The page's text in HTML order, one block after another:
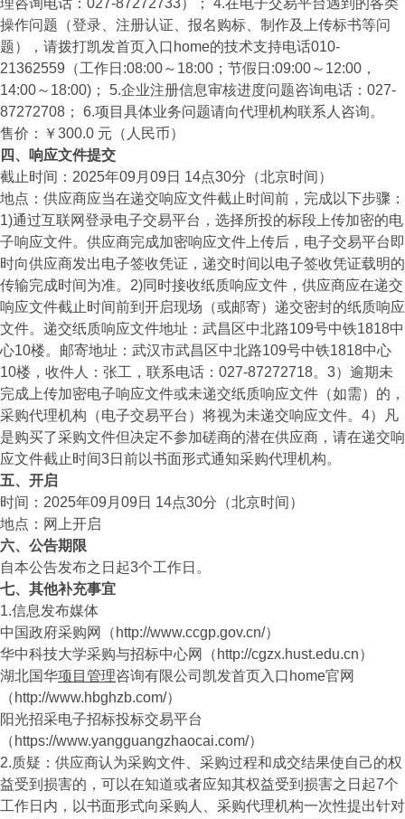
理咨询电话：027-87272733）； 4.在电子交易平台遇到的各类
操作问题（登录、注册认证、报名购标、制作及上传标书等问
题），请拨打凯发首页入口home的技术支持电话010-
21362559（工作日:08:00～18:00；节假日:09:00～12:00，
14:00～18:00)； 5.企业注册信息审核进度问题咨询电话：027-
87272708； 6.项目具体业务问题请向代理机构联系人咨询。
售价：￥300.0 元（人民币）
四、响应文件提交
截止时间：2025年09月09日 14点30分（北京时间）
地点：供应商应当在递交响应文件截止时间前，完成以下步骤：
1)通过互联网登录电子交易平台，选择所投的标段上传加密的电
子响应文件。供应商完成加密响应文件上传后，电子交易平台即
时向供应商发出电子签收凭证，递交时间以电子签收凭证载明的
传输完成时间为准。2)同时接收纸质响应文件，供应商应在递交
响应文件截止时间前到开启现场（或邮寄）递交密封的纸质响应
文件。递交纸质响应文件地址：武昌区中北路109号中铁1818中
心10楼。邮寄地址：武汉市武昌区中北路109号中铁1818中心
10楼，收件人：张工，联系电话：027-87272718。3）逾期未
完成上传加密电子响应文件或未递交纸质响应文件（如需）的，
采购代理机构（电子交易平台）将视为未递交响应文件。4）凡
是购买了采购文件但决定不参加磋商的潜在供应商，请在递交响
应文件截止时间3日前以书面形式通知采购代理机构。
五、开启
时间：2025年09月09日 14点30分（北京时间）
地点：网上开启
六、公告期限
自本公告发布之日起3个工作日。
七、其他补充事宜
1.信息发布媒体
中国政府采购网（http://www.ccgp.gov.cn/）
华中科技大学采购与招标中心网（http://cgzx.hust.edu.cn）
湖北国华项目管理咨询有限公司凯发首页入口home官网
（http://www.hbghzb.com/）
阳光招采电子招标投标交易平台
（https://www.yangguangzhaocai.com/）
2.质疑：供应商认为采购文件、采购过程和成交结果使自己的权
益受到损害的，可以在知道或者应知其权益受到损害之日起7个
工作日内，以书面形式向采购人、采购代理机构一次性提出针对